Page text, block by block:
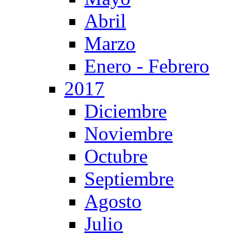
Abril
Marzo
Enero - Febrero
2017
Diciembre
Noviembre
Octubre
Septiembre
Agosto
Julio